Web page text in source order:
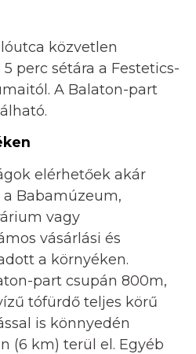
közvetlen
perc sétára a Festetics-
A Balaton-part
elérhetőek akár
Babamúzeum,
vagy
vásárlási és
a környéken.
part csupán 800m,
tófürdő teljes körű
is könnyedén
(6 km) terül el. Egyéb